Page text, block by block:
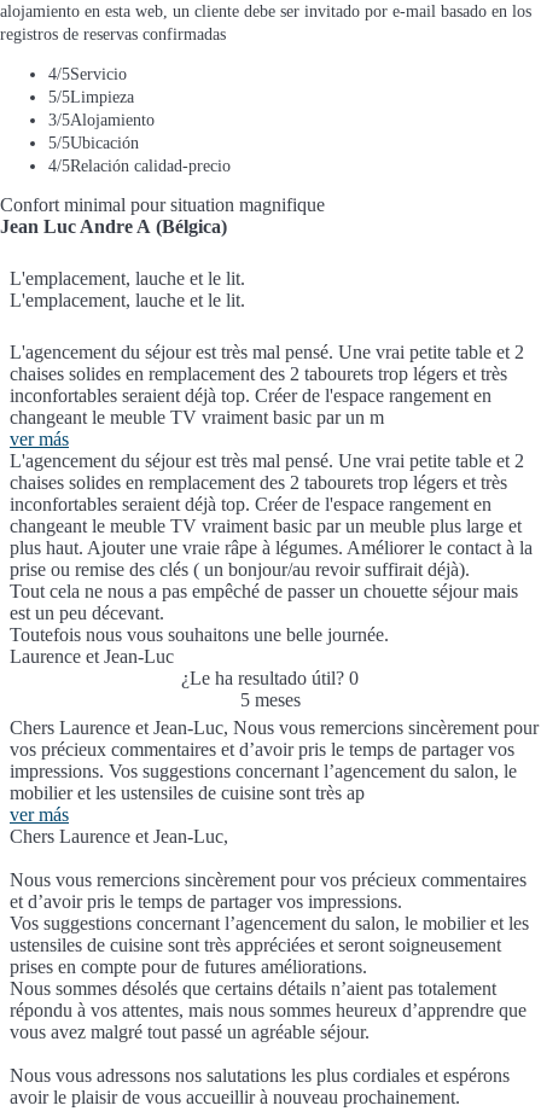
alojamiento en esta web, un cliente debe ser invitado por e-mail basado en los
registros de reservas confirmadas
4/5Servicio
5/5Limpieza
3/5Alojamiento
5/5Ubicación
4/5Relación calidad-precio
Confort minimal pour situation magnifique
Jean Luc Andre A (Bélgica)
L'emplacement, lauche et le lit.
L'emplacement, lauche et le lit.
L'agencement du séjour est très mal pensé. Une vrai petite table et 2
chaises solides en remplacement des 2 tabourets trop légers et très
inconfortables seraient déjà top. Créer de l'espace rangement en
changeant le meuble TV vraiment basic par un m
ver más
L'agencement du séjour est très mal pensé. Une vrai petite table et 2
chaises solides en remplacement des 2 tabourets trop légers et très
inconfortables seraient déjà top. Créer de l'espace rangement en
changeant le meuble TV vraiment basic par un meuble plus large et
plus haut. Ajouter une vraie râpe à légumes. Améliorer le contact à la
prise ou remise des clés ( un bonjour/au revoir suffirait déjà).
Tout cela ne nous a pas empêché de passer un chouette séjour mais
est un peu décevant.
Toutefois nous vous souhaitons une belle journée.
Laurence et Jean-Luc
¿Le ha resultado útil? 0
5 meses
Chers Laurence et Jean-Luc, Nous vous remercions sincèrement pour
vos précieux commentaires et d’avoir pris le temps de partager vos
impressions. Vos suggestions concernant l’agencement du salon, le
mobilier et les ustensiles de cuisine sont très ap
ver más
Chers Laurence et Jean-Luc,
Nous vous remercions sincèrement pour vos précieux commentaires
et d’avoir pris le temps de partager vos impressions.
Vos suggestions concernant l’agencement du salon, le mobilier et les
ustensiles de cuisine sont très appréciées et seront soigneusement
prises en compte pour de futures améliorations.
Nous sommes désolés que certains détails n’aient pas totalement
répondu à vos attentes, mais nous sommes heureux d’apprendre que
vous avez malgré tout passé un agréable séjour.
Nous vous adressons nos salutations les plus cordiales et espérons
avoir le plaisir de vous accueillir à nouveau prochainement.